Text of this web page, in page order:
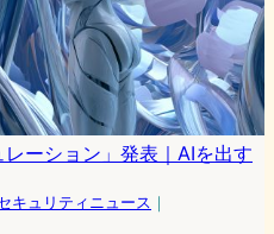
ーション」発表｜AIを出す
キュリティニュース ｜